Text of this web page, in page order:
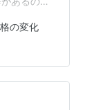
なんて ほ
己肯定感
かった私
」を逃す
人との出
の変化